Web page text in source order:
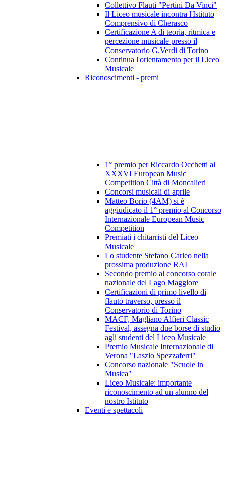
Collettivo Flauti "Pertini Da Vinci"
Il Liceo musicale incontra l'Istituto
Comprensivo di Cherasco
Certificazione A di teoria, ritmica e
percezione musicale presso il
Conservatorio G.Verdi di Torino
Continua l'orientamento per il Liceo
Musicale
Riconoscimenti - premi
1° premio per Riccardo Occhetti al
XXXVI European Music
Competition Città di Moncalieri
Concorsi musicali di aprile
Matteo Borio (4AM) si è
aggiudicato il 1° premio al Concorso
Internazionale European Music
Competition
Premiati i chitarristi del Liceo
Musicale
Lo studente Stefano Carleo nella
prossima produzione RAI
Secondo premio al concorso corale
nazionale del Lago Maggiore
Certificazioni di primo livello di
flauto traverso, presso il
Conservatorio di Torino
MACF, Magliano Alfieri Classic
Festival, assegna due borse di studio
agli studenti del Liceo Musicale
Premio Musicale Internazionale di
Verona "Laszlo Spezzaferri"
Concorso nazionale "Scuole in
Musica"
Liceo Musicale: importante
riconoscimento ad un alunno del
nostro Istituto
Eventi e spettacoli